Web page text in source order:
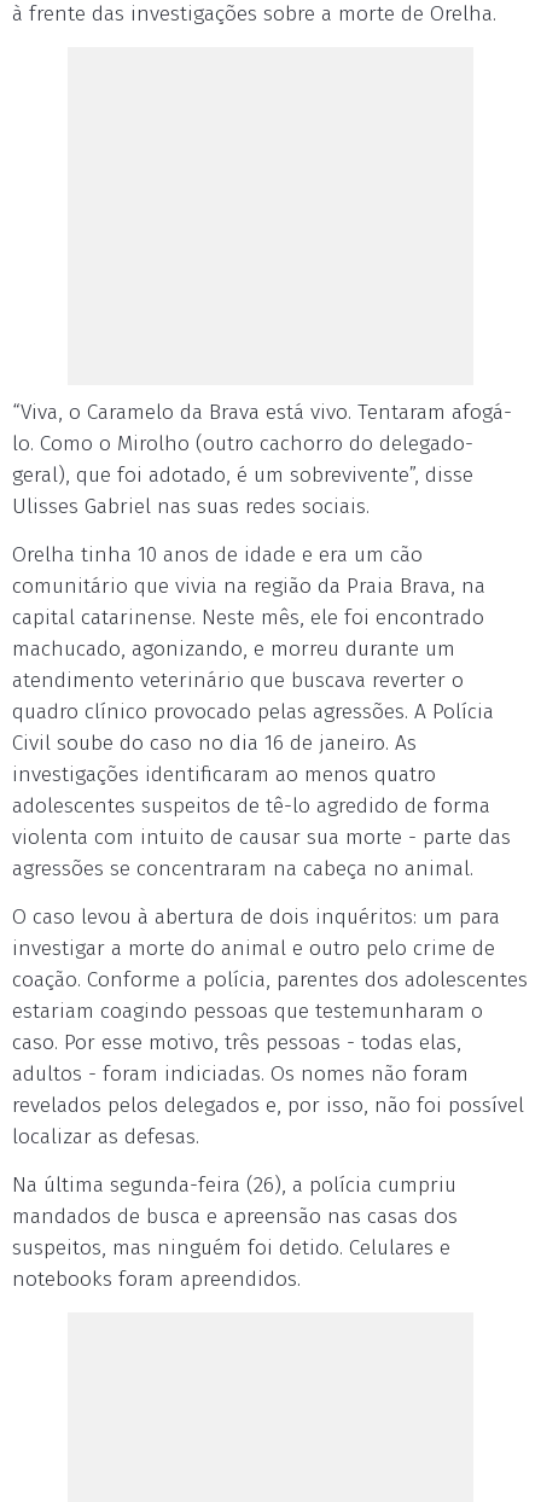
à frente das investigações sobre a morte de Orelha.
“Viva, o Caramelo da Brava está vivo. Tentaram afogá-
lo. Como o Mirolho (outro cachorro do delegado-
geral), que foi adotado, é um sobrevivente”, disse
Ulisses Gabriel nas suas redes sociais.
Orelha tinha 10 anos de idade e era um cão
comunitário que vivia na região da Praia Brava, na
capital catarinense. Neste mês, ele foi encontrado
machucado, agonizando, e morreu durante um
atendimento veterinário que buscava reverter o
quadro clínico provocado pelas agressões. A Polícia
Civil soube do caso no dia 16 de janeiro. As
investigações identificaram ao menos quatro
adolescentes suspeitos de tê-lo agredido de forma
violenta com intuito de causar sua morte - parte das
agressões se concentraram na cabeça no animal.
O caso levou à abertura de dois inquéritos: um para
investigar a morte do animal e outro pelo crime de
coação. Conforme a polícia, parentes dos adolescentes
estariam coagindo pessoas que testemunharam o
caso. Por esse motivo, três pessoas - todas elas,
adultos - foram indiciadas. Os nomes não foram
revelados pelos delegados e, por isso, não foi possível
localizar as defesas.
Na última segunda-feira (26), a polícia cumpriu
mandados de busca e apreensão nas casas dos
suspeitos, mas ninguém foi detido. Celulares e
notebooks foram apreendidos.